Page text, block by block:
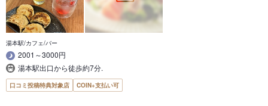
湯本駅/カフェ/バー
2001～3000円
湯本駅出口から徒歩約7分.
口コミ投稿特典対象店 COIN+支払い可